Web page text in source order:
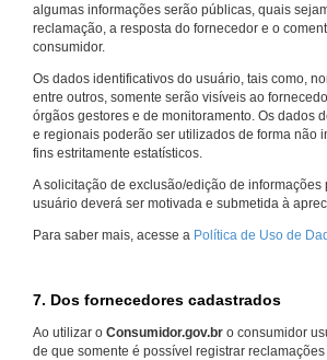
algumas informações serão públicas, quais
reclamação, a resposta do fornecedor e o
consumidor.
Os dados identificativos do usuário, tais como,
entre outros, somente serão visíveis ao
órgãos gestores e de monitoramento. Os dados
e regionais poderão ser utilizados de forma não
fins estritamente estatísticos.
A solicitação de exclusão/edição de informações
usuário deverá ser motivada e submetida à
Para saber mais, acesse a Política de Uso de
7. Dos fornecedores cadastrados
Ao utilizar o Consumidor.gov.br o consumidor
de que somente é possível registrar